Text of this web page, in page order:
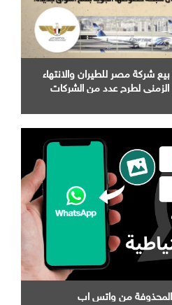
شركة مصر للطيران والانتهاء
الزمني لطرح عدد من الشركات
المحذوفة من واتس اب